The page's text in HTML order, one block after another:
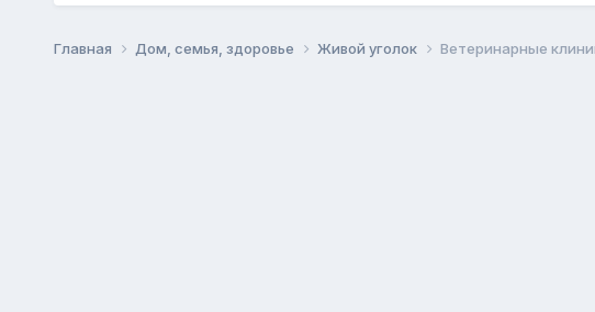
Главная Дом, семья, здоровье Живой уголок Ветеринарные